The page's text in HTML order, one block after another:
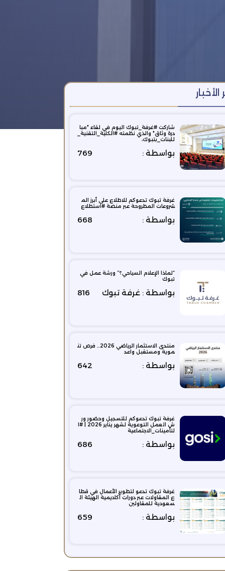
الأخبار
شاركت #غرفة_تبوك اليوم في لقاء "مبا
درة وثاق" والذي نظمته #الكلية_التقنية_
للبنات_بتبوك،
بواسطة : 769
‫غرفة تبوك‬ تدعوكم للاطلاع على أبرز الم
شروعات المطروحة عبر منصة ‫#استطلاع
بواسطة : 668
“لماذا الإعلام السياحي؟” ورشة عمل في
تبوك
بواسطة : غرفة تبوك 816
منتدى الاستثمار الرياضي 2026… فرص تن
موية ومستقبل واعد
بواسطة : 642
غرفة تبوك تدعوكم للتسجيل وحضور ور
ش العمل التوعوية لشهر يناير 2026 | #ا
لتأمينات_الاجتماعية
بواسطة : 686
غرفة تبوك تدعو لتطوير الأعمال في قطا
ع المقاولات عبر دورات أكاديمية الهيئة ال
سعودية للمقاولين
بواسطة : 659